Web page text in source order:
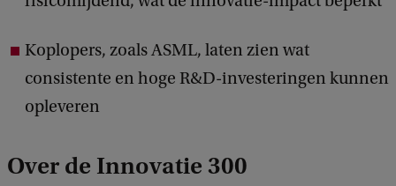
Koplopers, zoals ASML, laten zien wat
consistente en hoge R&D-investeringen kunnen
opleveren
Over de Innovatie 300